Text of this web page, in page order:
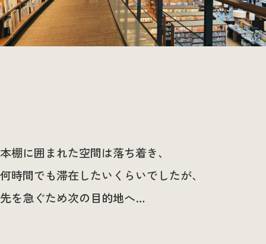
本棚に囲まれた空間は落ち着き、
何時間でも滞在したいくらいでしたが、
先を急ぐため次の目的地へ…